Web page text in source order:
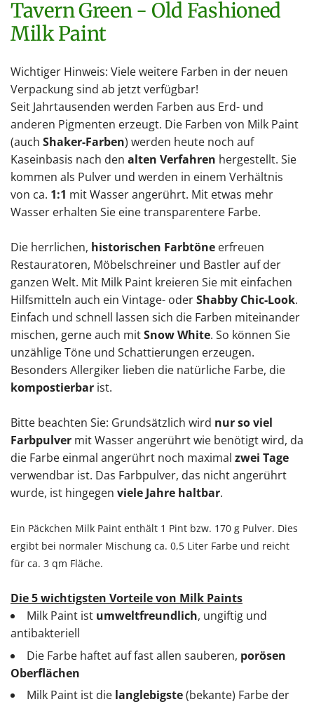
Tavern Green - Old Fashioned
Milk Paint
Wichtiger Hinweis: Viele weitere Farben in der neuen
Verpackung sind ab jetzt verfügbar!
Seit Jahrtausenden werden Farben aus Erd- und
anderen Pigmenten erzeugt. Die Farben von Milk Paint
(auch Shaker-Farben) werden heute noch auf
Kaseinbasis nach den alten Verfahren hergestellt. Sie
kommen als Pulver und werden in einem Verhältnis
von ca. 1:1 mit Wasser angerührt. Mit etwas mehr
Wasser erhalten Sie eine transparentere Farbe.
Die herrlichen, historischen Farbtöne erfreuen
Restauratoren, Möbelschreiner und Bastler auf der
ganzen Welt. Mit Milk Paint kreieren Sie mit einfachen
Hilfsmitteln auch ein Vintage- oderShabby Chic-Look.
Einfach und schnell lassen sich die Farben miteinander
mischen, gerne auch mitSnow White. So können Sie
unzählige Töne und Schattierungen erzeugen.
Besonders Allergiker lieben die natürliche Farbe, die
kompostierbar ist.
Bitte beachten Sie: Grundsätzlich wird nur so viel
Farbpulver mit Wasser angerührt wie benötigt wird, da
die Farbe einmal angerührt noch maximal zwei Tage
verwendbar ist. Das Farbpulver, das nicht angerührt
wurde, ist hingegen viele Jahre haltbar.
Ein Päckchen Milk Paint enthält 1 Pint bzw. 170 g Pulver. Dies
ergibt bei normaler Mischung ca. 0,5 Liter Farbe und reicht
für ca. 3 qm Fläche.
Die 5 wichtigsten Vorteile von Milk Paints
Milk Paint ist umweltfreundlich, ungiftig und
antibakteriell
Die Farbe haftet auf fast allen sauberen, porösen
Oberflächen
Milk Paint ist die langlebigste(bekante) Farbe der